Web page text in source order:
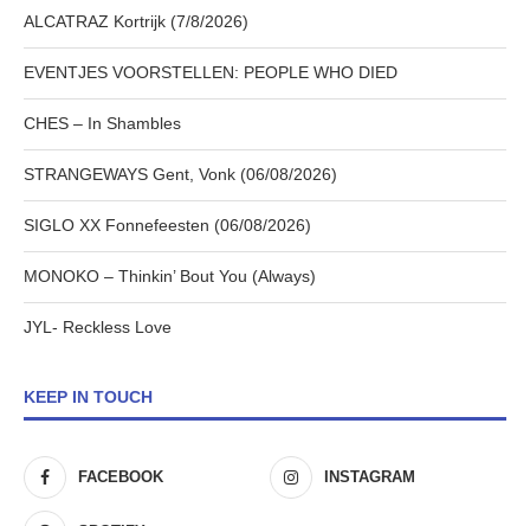
ALCATRAZ Kortrijk (7/8/2026)
EVENTJES VOORSTELLEN: PEOPLE WHO DIED
CHES – In Shambles
STRANGEWAYS Gent, Vonk (06/08/2026)
SIGLO XX Fonnefeesten (06/08/2026)
MONOKO – Thinkin’ Bout You (Always)
JYL- Reckless Love
KEEP IN TOUCH
FACEBOOK INSTAGRAM